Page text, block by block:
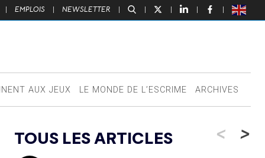
| EMPLOIS | NEWSLETTER | | | | |
AUX JEUX LE MONDE DE L’ESCRIME ARCHIVES
TOUS LES ARTICLES < >